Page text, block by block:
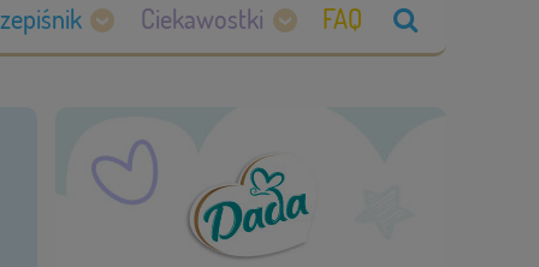
Ciekawostki FAQ